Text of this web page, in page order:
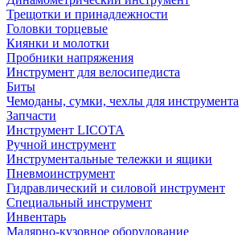
Трещотки и принадлежности
Головки торцевые
Киянки и молотки
Пробники напряжения
Инструмент для велосипедиста
Биты
Чемоданы, сумки, чехлы для инструмента
Запчасти
Инструмент LICOTA
Ручной инструмент
Инструментальные тележки и ящики
Пневмоинструмент
Гидравлический и силовой инструмент
Специальный инструмент
Инвентарь
Малярно-кузовное оборудование